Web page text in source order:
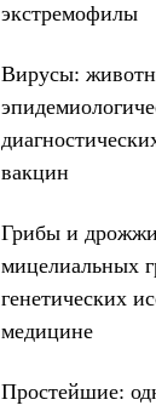
экстремофилы
Вирусы:
вакцин
Грибы и
мицелиальных
генетических
медицине
Простейшие: